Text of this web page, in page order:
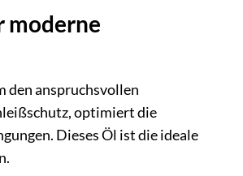
moderne
den anspruchsvollen
optimiert die
Dieses Öl ist die ideale